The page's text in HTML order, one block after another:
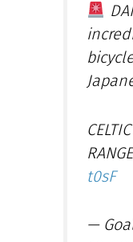
t0sF
—